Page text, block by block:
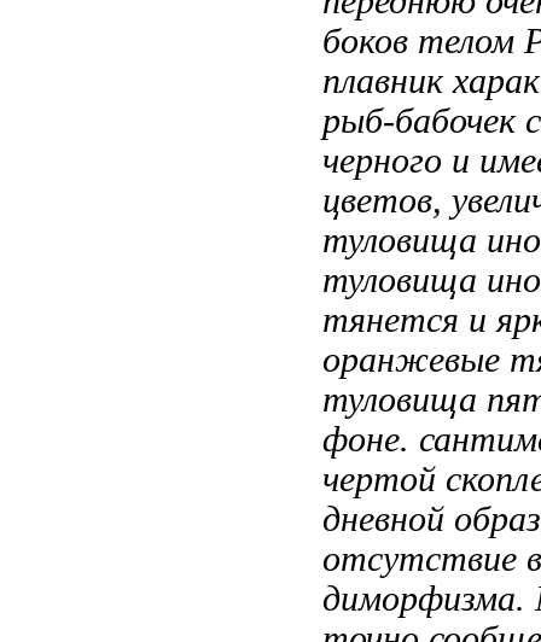
боков телом
плавник
рыб-бабочек
черного и
цветов,
туловища
туловища
тянется и
оранжевые
туловища
фоне.
чертой
дневной образ
отсутствие